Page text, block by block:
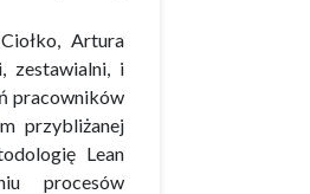
Artura
zestawialni, i
pracowników
przybliżanej
Lean
procesów